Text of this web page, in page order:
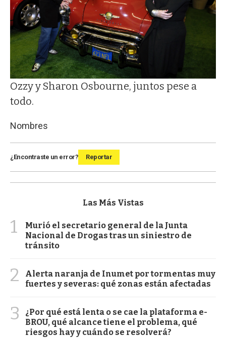
Ozzy y Sharon Osbourne, juntos pese a
todo.
Nombres
¿Encontraste un error? Reportar
Las Más Vistas
1
Murió el secretario general de la Junta
Nacional de Drogas tras un siniestro de
tránsito
2
Alerta naranja de Inumet por tormentas muy
fuertes y severas: qué zonas están afectadas
3
¿Por qué está lenta o se cae la plataforma e-
BROU, qué alcance tiene el problema, qué
riesgos hay y cuándo se resolverá?